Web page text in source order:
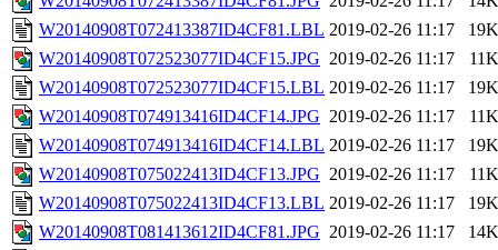
W20140908T072413387ID4CF81.LBL 2019-02-26 11:17
19K
W20140908T072523077ID4CF15.JPG 2019-02-26 11:17
11K
W20140908T072523077ID4CF15.LBL 2019-02-26 11:17
19K
W20140908T074913416ID4CF14.JPG 2019-02-26 11:17
11K
W20140908T074913416ID4CF14.LBL 2019-02-26 11:17
19K
W20140908T075022413ID4CF13.JPG 2019-02-26 11:17
11K
W20140908T075022413ID4CF13.LBL 2019-02-26 11:17
19K
W20140908T081413612ID4CF81.JPG 2019-02-26 11:17
14K